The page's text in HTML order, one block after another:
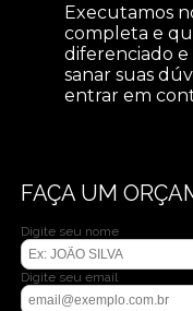
Executamos
completa e
diferenciado e
sanar suas
entrar em
FAÇA UM
Digite seu nome
Digite seu email